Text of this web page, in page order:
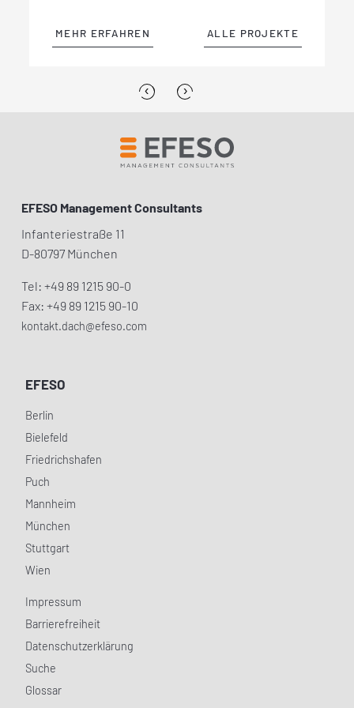
‹
MEHR ERFAHREN ALLE PROJEKTE
MEHR ERFAHREN ALLE PROJEKTE
MEHR ERFAHREN ALLE PROJEKTE
MEHR ERFAHREN ALLE PROJEKTE
MEHR ERFAHREN ALLE PROJEKTE
MEHR ERFAHREN ALLE PROJEKTE
MEHR ERFAHREN ALLE PROJEKTE
MEHR ERFAHREN ALLE PROJEKTE
›
EFESO Management Consultants
Infanteriestraße 11
D-80797 München
Tel: +49 89 1215 90-0
Fax: +49 89 1215 90-10
kontakt.dach@efeso.com
EFESO
Berlin
Bielefeld
Friedrichshafen
Puch
Mannheim
München
Stuttgart
Wien
Impressum
Barrierefreiheit
Datenschutzerklärung
Suche
Glossar